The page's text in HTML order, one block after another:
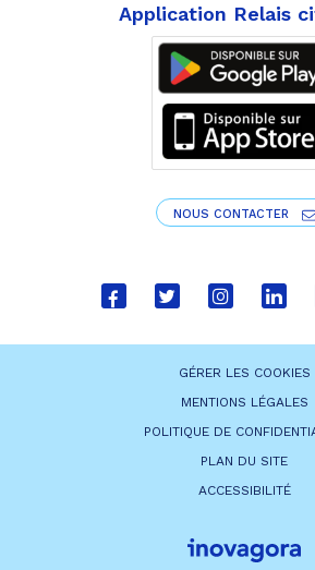
Lien
Facebook
Lien
Twitter
Lien
Instagram
Lien
Application Relais
NOUS CONTACTER
GÉRER LES COOKIES
MENTIONS LÉGALES
POLITIQUE DE
PLAN DU SITE
ACCESSIBILITÉ